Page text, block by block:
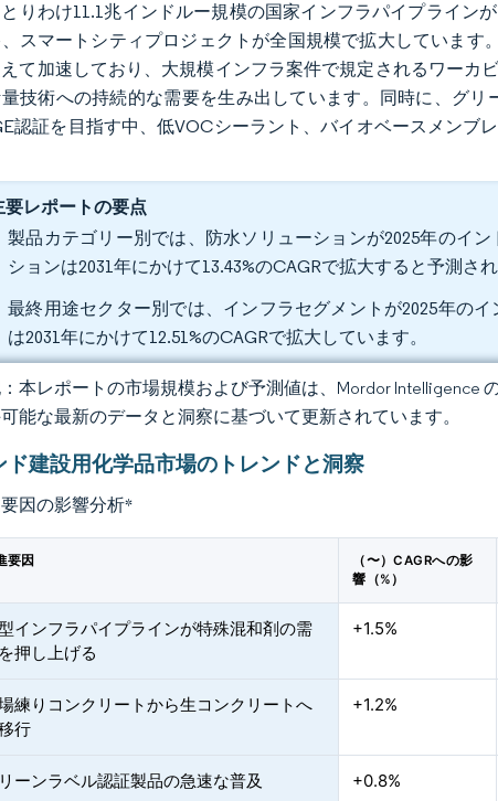
りわけ11.1兆インドルー規模の国家インフラパイプライン
スマートシティプロジェクトが全国規模で拡大していま
て加速しており、大規模インフラ案件で規定されるワーカ
技術への持続的な需要を生み出しています。同時に、グ
認証を目指す中、低VOCシーラント、バイオベースメンブ
要レポートの要点
製品カテゴリー別では、防水ソリューションが2025年のイ
ションは2031年にかけて13.43%のCAGRで拡大すると予測され
最終用途セクター別では、インフラセグメントが2025年の
は2031年にかけて12.51%のCAGRで拡大しています。
本レポートの市場規模および予測値は、Mordor Intelligence
能な最新のデータと洞察に基づいて更新されています。
ド建設用化学品市場のトレンドと洞察
因の影響分析*
要因
（〜）CAGRへの影
響（%）
インフラパイプラインが特殊混和剤の需
押し上げる
+1.5%
練りコンクリートから生コンクリートへ
行
+1.2%
ーンラベル認証製品の急速な普及 +0.8%